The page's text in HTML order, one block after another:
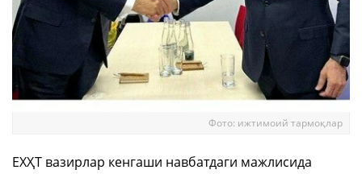
Фото: ижтимоий тармоқлар
ЕХҲТ вазирлар кенгаши навбатдаги мажлисида